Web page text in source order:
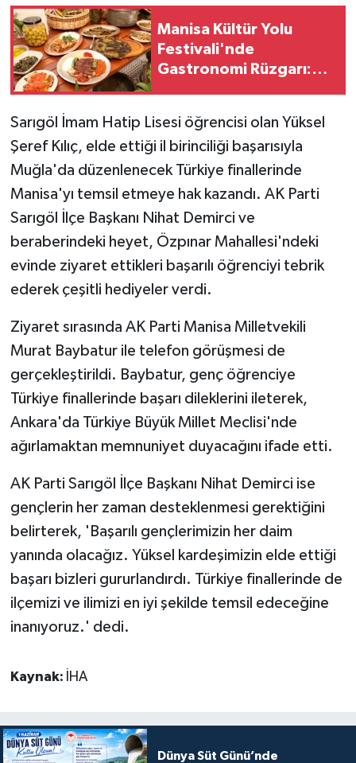
Manisa Kültür Yolu
Festivali'nde
Gastronomi Rüzgarı:
Sarıgöl İmam Hatip Lisesi öğrencisi olan Yüksel
Şeref Kılıç, elde ettiği il birinciliği başarısıyla
Muğla'da düzenlenecek Türkiye finallerinde
Manisa'yı temsil etmeye hak kazandı. AK Parti
Sarıgöl İlçe Başkanı Nihat Demirci ve
beraberindeki heyet, Özpınar Mahallesi'ndeki
evinde ziyaret ettikleri başarılı öğrenciyi tebrik
ederek çeşitli hediyeler verdi.
Ziyaret sırasında AK Parti Manisa Milletvekili
Murat Baybatur ile telefon görüşmesi de
gerçekleştirildi. Baybatur, genç öğrenciye
Türkiye finallerinde başarı dileklerini ileterek,
Ankara'da Türkiye Büyük Millet Meclisi'nde
ağırlamaktan memnuniyet duyacağını ifade etti.
AK Parti Sarıgöl İlçe Başkanı Nihat Demirci ise
gençlerin her zaman desteklenmesi gerektiğini
belirterek, 'Başarılı gençlerimizin her daim
yanında olacağız. Yüksel kardeşimizin elde ettiği
başarı bizleri gururlandırdı. Türkiye finallerinde de
ilçemizi ve ilimizi en iyi şekilde temsil edeceğine
inanıyoruz.' dedi.
Kaynak: İHA
Dünya Süt Günü’nde